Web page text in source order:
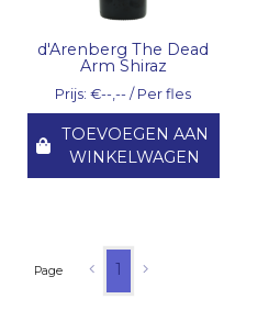
d'Arenberg The Dead
Arm Shiraz
Prijs: €--,-- / Per fles
TOEVOEGEN AAN
WINKELWAGEN
Page 1